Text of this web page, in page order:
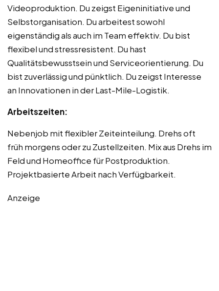
Videoproduktion. Du zeigst Eigeninitiative und
Selbstorganisation. Du arbeitest sowohl
eigenständig als auch im Team effektiv. Du bist
flexibel und stressresistent. Du hast
Qualitätsbewusstsein und Serviceorientierung. Du
bist zuverlässig und pünktlich. Du zeigst Interesse
an Innovationen in der Last-Mile-Logistik.
Arbeitszeiten:
Nebenjob mit flexibler Zeiteinteilung. Drehs oft
früh morgens oder zu Zustellzeiten. Mix aus Drehs im
Feld und Homeoffice für Postproduktion.
Projektbasierte Arbeit nach Verfügbarkeit.
Anzeige